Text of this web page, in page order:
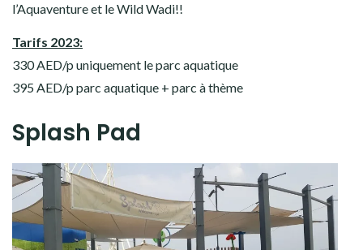
l’Aquaventure et le Wild Wadi!!
Tarifs 2023:
330 AED/p uniquement le parc aquatique
395 AED/p parc aquatique + parc à thème
Splash Pad